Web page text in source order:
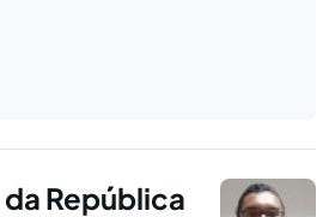
República